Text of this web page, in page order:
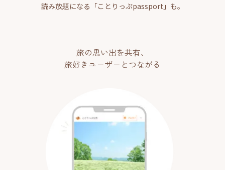
読み放題になる「ことりっぷpassport」も。
旅の思い出を共有、
旅好きユーザーとつながる